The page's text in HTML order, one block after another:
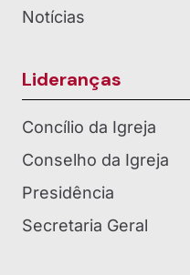
Notícias
Lideranças
Concílio da Igreja
Conselho da Igreja
Presidência
Secretaria Geral